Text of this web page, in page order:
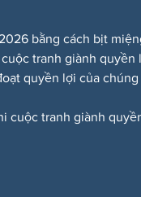
bằng cách bịt
tranh giành quyền
quyền lợi của chúng
cuộc tranh giành